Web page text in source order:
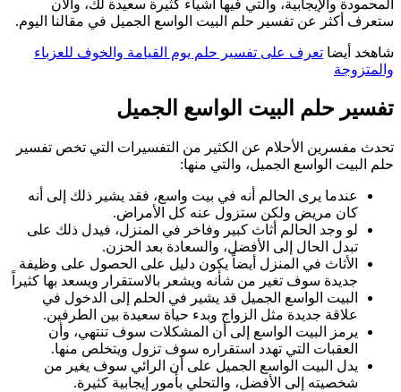
المحمودة والإيجابية، والتي فيها أشياء كثيرة سعيدة لك، والآن
ستعرف أكثر عن تفسير حلم البيت الواسع الجميل في مقالنا اليوم.
شاهخد أيضا تعرف على تفسير حلم يوم القيامة والخوف للعزباء
والمتزوجة
تفسير حلم البيت الواسع الجميل
تحدث مفسرين الأحلام عن الكثير من التفسيرات التي تخص تفسير
حلم البيت الواسع الجميل، والتي منها:
عندما يرى الحالم أنه في بيت واسع، فقد يشير ذلك إلى أنه
كان مريض ولكن ستزول عنه كل الأمراض.
لو وجد الحالم أثاث كبير وفاخر في المنزل، فيدل ذلك على
تبدل الحال إلى الأفضل، والسعادة بعد الحزن.
الأثاث في المنزل أيضاً يكون دليل على الحصول على وظيفة
جديدة سوف تغير من شأنه ويشعر بالاستقرار ويسعد بها كثيراً
البيت الواسع الجميل قد يشير في الحلم إلى الدخول في
علاقة جديدة مثل الزواج وبدء حياة سعيدة بين الطرفين.
يرمز البيت الواسع إلى أن المشكلات سوف تنتهي، وأن
العقبات التي تهدد استقراره سوف تزول ويتخلص منها.
يدل البيت الواسع الجميل على أن الرائي سوف يغير من
شخصيته إلى الأفضل، والتحلي بأمور إيجابية كثيرة.